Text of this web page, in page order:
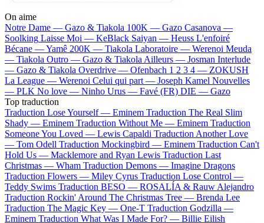
On aime
Notre Dame — Gazo & Tiakola 100K — Gazo Casanova —
Soolking Laisse Moi — KeBlack Saiyan — Heuss L'enfoiré
Bécane —Yamê 200K — Tiakola Laboratoire — Werenoi Meuda
— Tiakola Outro — Gazo & Tiakola Ailleurs — Josman Interlude
— Gazo & Tiakola Overdrive — Ofenbach 1 2 3 4 — ZOKUSH
La League — Werenoi Celui qui part — Joseph Kamel Nouvelles
— PLK No love — Ninho Urus — Favé (FR) DIE — Gazo
Top traduction
Traduction Lose Yourself — Eminem Traduction The Real Slim
Shady — Eminem Traduction Without Me — Eminem Traduction
Someone You Loved — Lewis Capaldi Traduction Another Love
— Tom Odell Traduction Mockingbird — Eminem Traduction Can't
Hold Us — Macklemore and Ryan Lewis Traduction Last
Christmas — Wham Traduction Demons — Imagine Dragons
Traduction Flowers — Miley Cyrus Traduction Lose Control —
Teddy Swims Traduction BESO — ROSALÍA & Rauw Alejandro
Traduction Rockin' Around The Christmas Tree — Brenda Lee
Traduction The Magic Key — One-T Traduction Godzilla —
Eminem Traduction What Was I Made For? — Billie Eilish